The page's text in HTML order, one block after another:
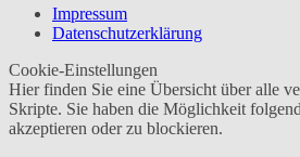
Impressum
Datenschutzerklärung
Cookie-Einstellungen
Hier finden Sie eine Übersicht über alle
Skripte. Sie haben die Möglichkeit
akzeptieren oder zu blockieren.